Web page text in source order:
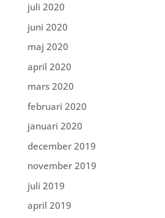
juli 2020
juni 2020
maj 2020
april 2020
mars 2020
februari 2020
januari 2020
december 2019
november 2019
juli 2019
april 2019